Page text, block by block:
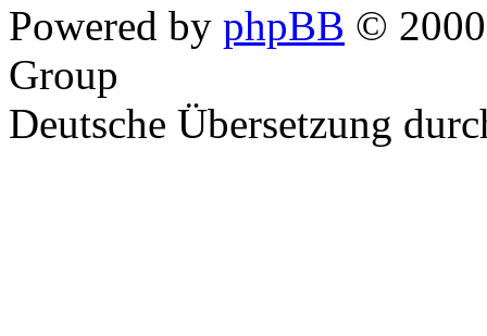
Powered by phpBB ©
Group
Deutsche Übersetzung